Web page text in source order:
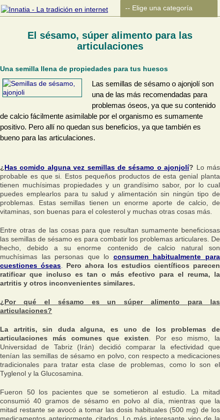
El sésamo, súper alimento para las
articulaciones
Una semilla llena de propiedades para tus huesos
Las semillas de sésamo o ajonjolí son
una de las más recomendadas para
problemas óseos, ya que su contenido
de calcio fácilmente asimilable por el organismo es sumamente
positivo. Pero allí no quedan sus beneficios, ya que también es
bueno para las articulaciones.
¿ Has comido alguna vez semillas de sésamo o ajonjolí? Lo más
probable es que si. Estos pequeños productos de esta genial planta
tienen muchísimas propiedades y un grandísimo sabor, por lo cual
puedes emplearlos para tu salud y alimentación sin ningún tipo de
problemas. Estas semillas tienen un enorme aporte de calcio, de
vitaminas, son buenas para el colesterol y muchas otras cosas más.
Entre otras de las cosas para que resultan sumamente beneficiosas
las semillas de sésamo es para combatir los problemas articulares. De
hecho, debido a su enorme contenido de calcio natural son
muchísimas las personas que lo consumen habitualmente para
cuestiones óseas
Pero ahora los estudios científicos parecen
ratificar que incluso es tan o más efectivo para el reuma, la
artritis y otros inconvenientes similares.
¿Por qué el sésamo es un súper alimento para las
articulaciones?
La artritis, sin duda alguna, es uno de los problemas de
articulaciones más comunes que existen . Por eso mismo, la
Universidad de Tabriz (Irán) decidió comparar la efectividad que
tenían las semillas de sésamo en polvo, con respecto a medicaciones
tradicionales para tratar esta clase de problemas, como lo son el
Tyglenol y la Glucosamina.
Fueron 50 los pacientes que se sometieron al estudio. La mitad
consumió 40 gramos de sésamo en polvo al día, mientras que la
mitad restante se avocó a tomar las dosis habituales (500 mg) de los